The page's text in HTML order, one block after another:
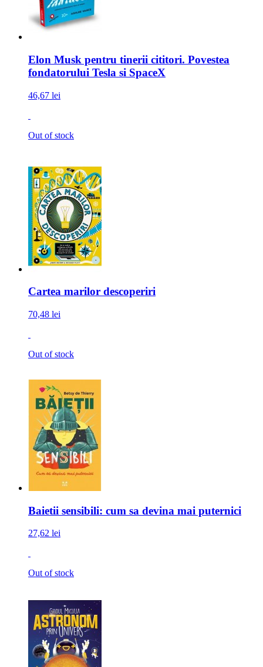
Elon Musk pentru tinerii cititori. Povestea
fondatorului Tesla si SpaceX
46,67 lei
Out of stock
Cartea marilor descoperiri
70,48 lei
Out of stock
Baietii sensibili: cum sa devina mai puternici
27,62 lei
Out of stock